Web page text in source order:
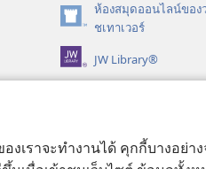
เราจะทำงานได้ คุกกี้บางอย่า
ใหม่)
ห้องสมุดออนไลน์ของ
ชเทาเวอร์
(เปิด
หน้าต่าง
ใหม่)
JW Library®